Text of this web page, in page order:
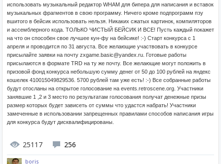
использовать музыкальный редактор WHAM для бипера для написания и вставок
музыкальных фрагментов в свою программу. Ничего кроме подпрограмм пзу
вшитого в бейсик использовать нельзя. Никаких сжатых картинок, компиляторов
и ассемблерного кода. ТОЛЬКО ЧИСТЫЙ БЕЙСИК И ВСЕ! Пусть каждый покажет
на что он способен свое лучшее кун-фу на бейсике! :-) Старт конкурса с 1
апреля и проводится по 31 августа. Все желающие участвовать в конкурсе
присылайте заявки на почту zxgame.basic@yandex.ru. Готовые работы
присылаются в формате TRD на ту же почту. Все желающие могут положить в
призовой фонд конкурса небольшую сумму денег от 50 до 100 рублей на яндекс
кошелек 410015049829536. 5700 рублей там уже есть! :-) Все собранные работы
будут отосланы на открытое голосование на events.retroscene.org. Участники
занявшие 1 ,2 и 3 место по результатам голосования получат денежные призы
размер которых будет зависеть от суммы что удастся набрать! Участники
замеченные в использовании запрещенных правилами способов написания игры
для конкурса будут дисквалифицированы.
25117 256
boris